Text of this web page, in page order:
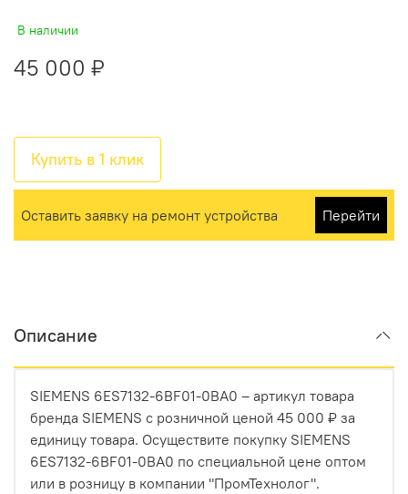
В наличии
45 000 ₽
Купить в 1 клик
Оставить заявку на ремонт устройства Перейти
Описание
SIEMENS 6ES7132-6BF01-0BA0 – артикул товара
бренда SIEMENS с розничной ценой 45 000 ₽ за
единицу товара. Осуществите покупку SIEMENS
6ES7132-6BF01-0BA0 по специальной цене оптом
или в розницу в компании "ПромТехнолог".